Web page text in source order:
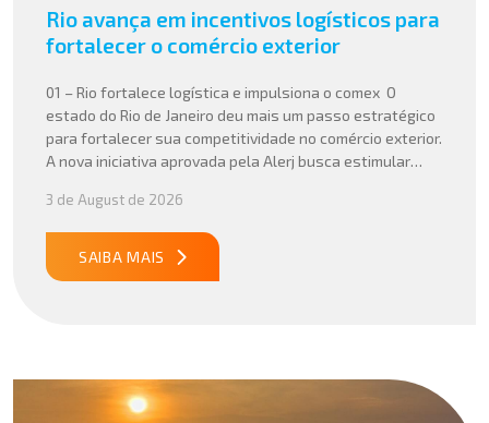
Rio avança em incentivos logísticos para
fortalecer o comércio exterior
01 – Rio fortalece logística e impulsiona o comex O
estado do Rio de Janeiro deu mais um passo estratégico
para fortalecer sua competitividade no comércio exterior.
A nova iniciativa aprovada pela Alerj busca estimular
para empresas que atuam com importação e exportação,
especialmente em setores que […]
3 de August de 2026
SAIBA MAIS